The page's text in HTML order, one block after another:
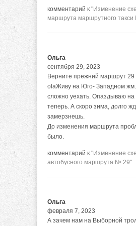
комментарий к "Изменение
маршрута маршрутного
Ольга
сентября 29, 2023
Верните прежний маршрут 29
olaЖиву на Юго- Западном
сложно уехать. Опаздываю на
теперь. А скоро зима, долго
замерзнешь.
До изменения маршрута
было.
комментарий к "Изменение
автобусного маршрута № 29"
Ольга
февраля 7, 2023
А зачем нам на Выборной